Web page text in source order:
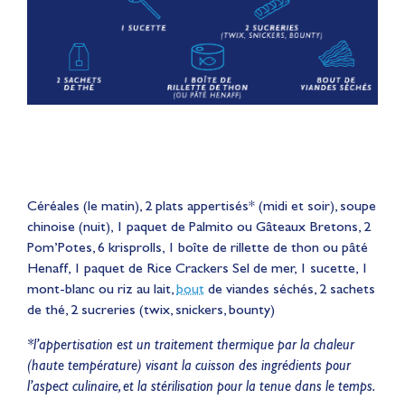
Céréales (le matin), 2 plats appertisés* (midi et soir), soupe
chinoise (nuit), 1 paquet de Palmito ou Gâteaux Bretons, 2
Pom’Potes, 6 krisprolls, 1 boîte de rillette de thon ou pâté
Henaff, 1 paquet de Rice Crackers Sel de mer, 1 sucette, 1
mont-blanc ou riz au lait,bout de viandes séchés, 2 sachets
de thé, 2 sucreries (twix, snickers, bounty)
*l’appertisation est un traitement thermique par la chaleur
(haute température) visant la cuisson des ingrédients pour
l’aspect culinaire, et la stérilisation pour la tenue dans le temps.